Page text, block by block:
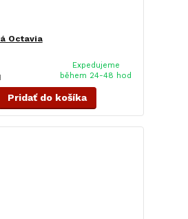
Octavia
Expedujeme
během 24-48 hod
Pridať do košíka